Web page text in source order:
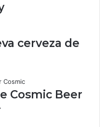
cerveza de
Cosmic Beer